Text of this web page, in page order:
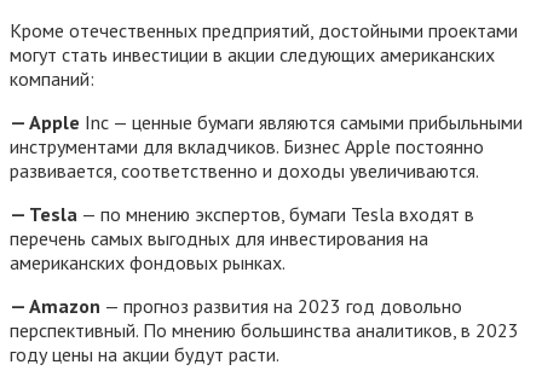
Кроме отечественных предприятий, достойными проектами
могут стать инвестиции в акции следующих американских
компаний:
— Apple Inc — ценные бумаги являются самыми прибыльными
инструментами для вкладчиков. Бизнес Apple постоянно
развивается, соответственно и доходы увеличиваются.
— Tesla — по мнению экспертов, бумаги Tesla входят в
перечень самых выгодных для инвестирования на
американских фондовых рынках.
— Amazon — прогноз развития на 2023 год довольно
перспективный. По мнению большинства аналитиков, в 2023
году цены на акции будут расти.